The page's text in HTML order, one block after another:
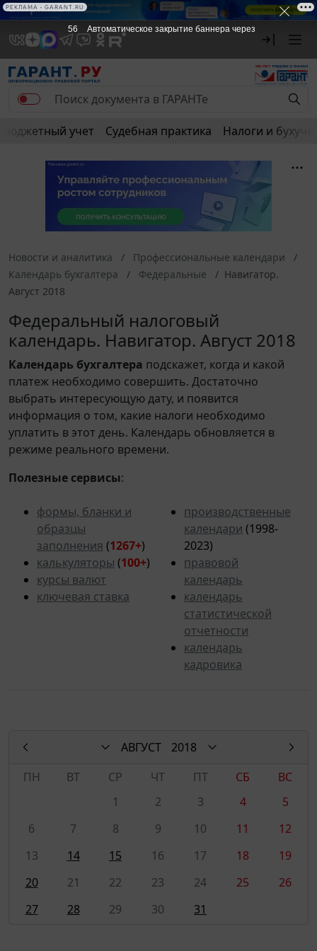
Бюджетный учет Судебная практика Налоги и
Новости и аналитика
Профессиональные календари
Календарь бухгалтера
Федеральные
Навигатор.
Август 2018
Федеральный налоговый
календарь. Навигатор. Август 2018
Календарь бухгалтера подскажет, когда и какой
платеж необходимо совершить. Достаточно
выбрать интересующую дату, и появится
информация о том, какие налоги необходимо
уплатить в этот день. Календарь обновляется в
режиме реального времени.
Полезные сервисы:
формы, бланки и
образцы
заполнения (1267+)
калькуляторы (100+)
курсы валют
ключевая ставка
производственные
календари (1998-
2023)
правовой
календарь
календарь
статистической
отчетности
календарь
кадровика
АВГУСТ
2018
ПН
ВТ СР ЧТ ПТ СБ
ВС
1
2 3 4
5
6
7 8 9 10 11
12
13
14 15 16 17 18
19
20
21 22 23 24 25
26
27
28 29 30 31
56 Автоматическое закрытие баннера через
РЕКЛАМА • GARANT.RU